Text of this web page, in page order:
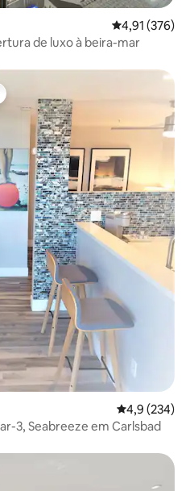
4,91 de uma
4,91 (376)
de luxo à beira-mar
dos hóspedes
4,9 de uma
4,9 (234)
3, Seabreeze em Carlsbad